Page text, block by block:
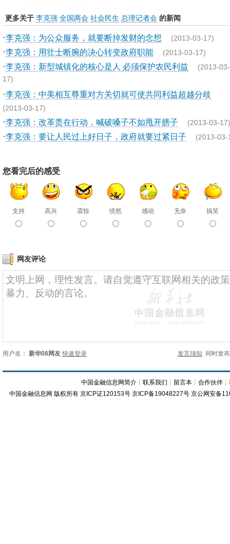
更多关于 李克强 全国两会 社会民生 总理记者会 的新闻
·李克强：为公众服务，就要断掉发财的念想 (2013-03-17)
·李克强：用壮士断腕的决心转变政府职能 (2013-03-17)
·李克强：新型城镇化的核心是人 必须保护农民利益 (2013-03-
17)
·李克强：中美相互尊重对方关切就可使共同利益超越分歧
(2013-03-17)
·李克强：改革贵在行动，喊破嗓子不如甩开膀子 (2013-03-17)
·李克强：要让人民过上好日子，政府就要过紧日子 (2013-03-
您看完后的感受
支持 高兴 震惊 愤怒 感动 无奈 搞笑
网友评论
用户名： 新华08网友 快速登录 发言须知 同时发
中国金融信息网简介 ┊联系我们 ┊ 留言本 ┊合作伙伴 ┊
中国金融信息网 版权所有 京ICP证120153号 京ICP备19048227号 京公网安备